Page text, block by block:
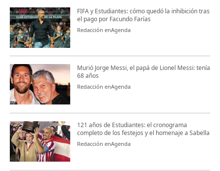
FIFA y Estudiantes: cómo quedó la inhibición tras
el pago por Facundo Farías
Redacción enAgenda
Murió Jorge Messi, el papá de Lionel Messi: tenía
68 años
Redacción enAgenda
121 años de Estudiantes: el cronograma
completo de los festejos y el homenaje a Sabella
Redacción enAgenda